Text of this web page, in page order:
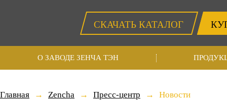
СКАЧАТЬ КАТАЛОГ
О ЗАВОДЕ ЗЕНЧА ТЭН
Главная Zencha Пресс-центр Новости